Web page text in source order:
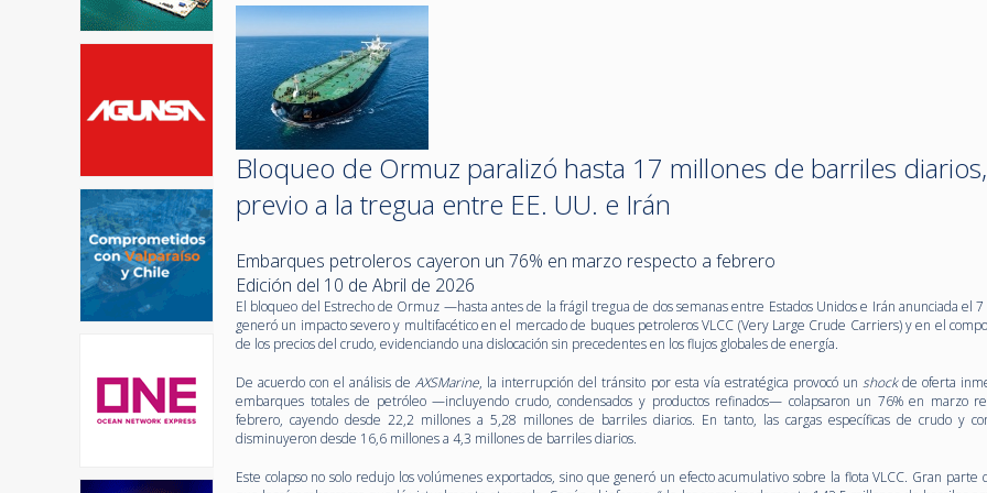
Bloqueo de Ormuz paralizó hasta 17 millones de barriles diarios,
previo a la tregua entre EE. UU. e Irán
Embarques petroleros cayeron un 76% en marzo respecto a febrero
Edición del 10 de Abril de 2026
El bloqueo del Estrecho de Ormuz —hasta antes de la frágil tregua de dos semanas entre Estados Unidos e Irán anunciada el
generó un impacto severo y multifacético en el mercado de buques petroleros VLCC (Very Large Crude Carriers) y en el
de los precios del crudo, evidenciando una dislocación sin precedentes en los flujos globales de energía.
De acuerdo con el análisis deAXSMarine, la interrupción del tránsito por esta vía estratégica provocó un shockde oferta
embarques totales de petróleo —incluyendo crudo, condensados y productos refinados— colapsaron un 76% en marzo
febrero, cayendo desde 22,2 millones a 5,28 millones de barriles diarios. En tanto, las cargas específicas de crudo y
disminuyeron desde 16,6 millones a 4,3 millones de barriles diarios.
Este colapso no solo redujo los volúmenes exportados, sino que generó un efecto acumulativo sobre la flota VLCC. Gran parte